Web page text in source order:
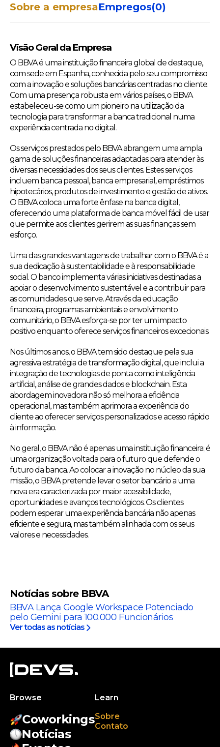
Sobre a empresaEmpregos(0)
Visão Geral da Empresa
O BBVA é uma instituição financeira global de destaque,
com sede em Espanha, conhecida pelo seu compromisso
com a inovação e soluções bancárias centradas no cliente.
Com uma presença robusta em vários países, o BBVA
estabeleceu-se como um pioneiro na utilização da
tecnologia para transformar a banca tradicional numa
experiência centrada no digital.
Os serviços prestados pelo BBVA abrangem uma ampla
gama de soluções financeiras adaptadas para atender às
diversas necessidades dos seus clientes. Estes serviços
incluem banca pessoal, banca empresarial, empréstimos
hipotecários, produtos de investimento e gestão de ativos.
O BBVA coloca uma forte ênfase na banca digital,
oferecendo uma plataforma de banca móvel fácil de usar
que permite aos clientes gerirem as suas finanças sem
esforço.
Uma das grandes vantagens de trabalhar com o BBVA é a
sua dedicação à sustentabilidade e à responsabilidade
social. O banco implementa várias iniciativas destinadas a
apoiar o desenvolvimento sustentável e a contribuir para
as comunidades que serve. Através da educação
financeira, programas ambientais e envolvimento
comunitário, o BBVA esforça-se por ter um impacto
positivo enquanto oferece serviços financeiros excecionais.
Nos últimos anos, o BBVA tem sido destaque pela sua
agressiva estratégia de transformação digital, que inclui a
integração de tecnologias de ponta como inteligência
artificial, análise de grandes dados e blockchain. Esta
abordagem inovadora não só melhora a eficiência
operacional, mas também aprimora a experiência do
cliente ao oferecer serviços personalizados e acesso rápido
à informação.
No geral, o BBVA não é apenas uma instituição financeira; é
uma organização voltada para o futuro que defende o
futuro da banca. Ao colocar a inovação no núcleo da sua
missão, o BBVA pretende levar o setor bancário a uma
nova era caracterizada por maior acessibilidade,
oportunidades e avanços tecnológicos. Os clientes
podem esperar uma experiência bancária não apenas
eficiente e segura, mas também alinhada com os seus
valores e necessidades.
Notícias sobre BBVA
BBVA Lança Google Workspace Potenciado
pelo Gemini para 100.000 Funcionários
Ver todas as notícias
Browse
Coworkings
Notícias
Learn
Sobre
Contato